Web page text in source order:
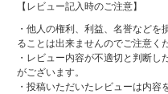
【レビュー記入時のご注意】
・他人の権利、利益、名誉など
ることは出来ませんのでご注意く
・レビュー内容が不適切と判断
がございます。
・投稿いただいたレビューは内容